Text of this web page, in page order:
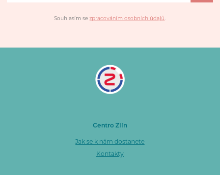
Souhlasím sezpracováním osobních údajů.
Centro Zlín
Jak se k nám dostanete
Kontakty